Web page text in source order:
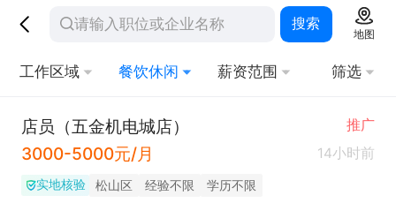
搜索
地图
工作区域 餐饮休闲 薪资范围 筛选
店员（五金机电城店） 推广
3000-5000元/月 14小时前
实地核验 松山区 经验不限 学历不限